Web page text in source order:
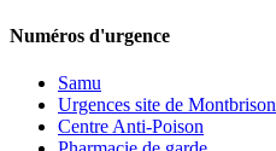
Numéros d'urgence
Samu
Urgences site de Montbrison
Centre Anti-Poison